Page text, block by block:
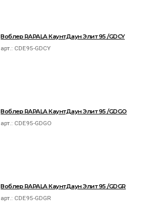
Воблер RAPALA КаунтДаун Элит 95 /GDCY
арт.: CDE95-GDCY
Воблер RAPALA КаунтДаун Элит 95 /GDGO
арт.: CDE95-GDGO
Воблер RAPALA КаунтДаун Элит 95 /GDGR
арт.: CDE95-GDGR